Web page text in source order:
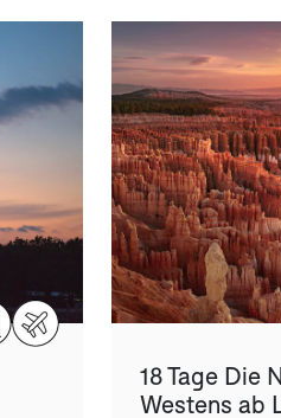
18 Tage Die
Westens ab